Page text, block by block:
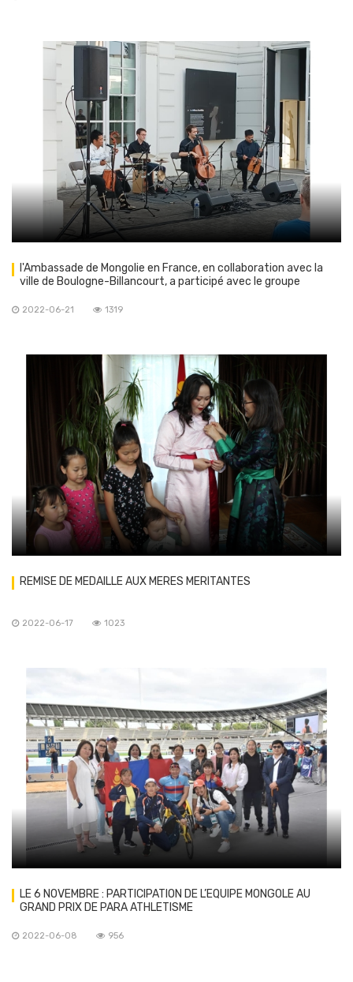
l'Ambassade de Mongolie en France, en collaboration avec la
ville de Boulogne-Billancourt, a participé avec le groupe
2022-06-21 1319
REMISE DE MEDAILLE AUX MERES MERITANTES
2022-06-17 1023
LE 6 NOVEMBRE : PARTICIPATION DE L’EQUIPE MONGOLE AU
GRAND PRIX DE PARA ATHLETISME
2022-06-08 956